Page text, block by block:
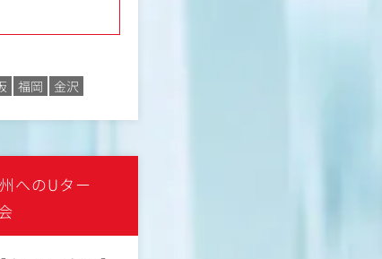
福岡 金沢
へのUター